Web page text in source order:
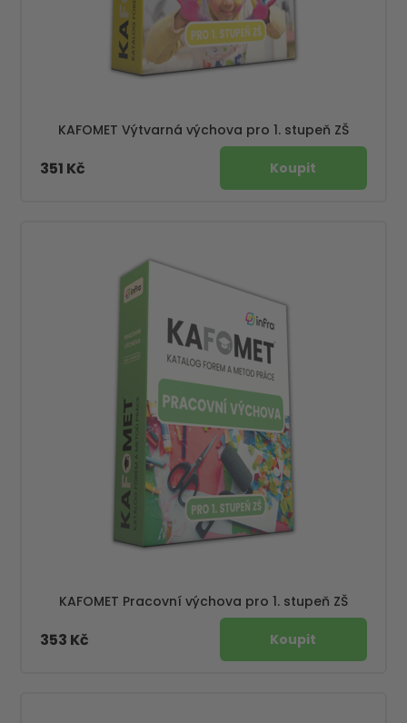
KAFOMET Výtvarná výchova pro 1. stupeň ZŠ
351 Kč
KAFOMET Pracovní výchova pro 1. stupeň ZŠ
353 Kč